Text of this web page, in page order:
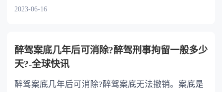
2023-06-16
醉驾案底几年后可消除?醉驾刑事拘留一般多少
天?-全球快讯
醉驾案底几年后可消除?醉驾案底无法撤销。案底是